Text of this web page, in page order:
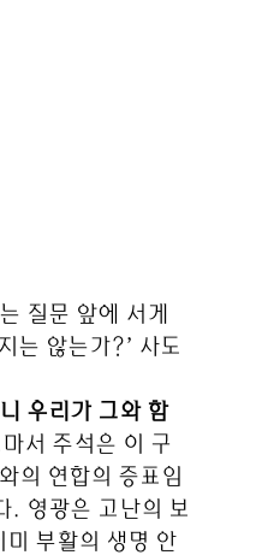
질문 앞에 서게
는 않는가?’ 사도
우리가 그와 함
서 주석은 이 구
연합의 증표임
. 영광은 고난의 보
부활의 생명 안